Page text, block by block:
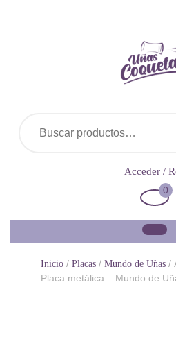
Acceder /
0
Inicio / Placas / Mundo de Uñas /
Placa metálica – Mundo de